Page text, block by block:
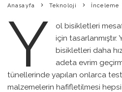
Anasayfa Teknoloji İnceleme
Y
ol bisikletleri
için tasarlanmıştır.
bisikletleri daha
adeta evrim
tünellerinde yapılan onlarca
malzemelerin hafifletilmesi hepsi